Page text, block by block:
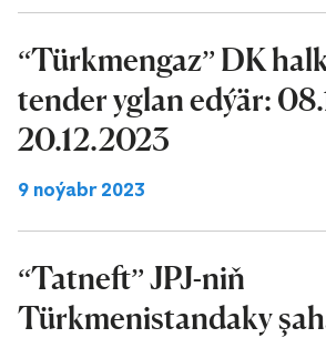
“Türkmengaz” DK
tender yglan edýär:
20.12.2023
9 noýabr 2023
“Tatneft” JPJ-niň
Türkmenistandaky